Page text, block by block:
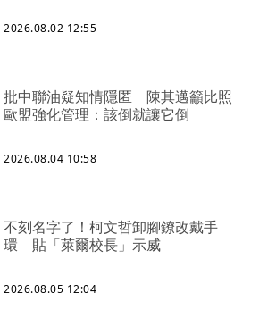
2026.08.02 12:55
批中聯油疑知情隱匿 陳其邁籲比照
歐盟強化管理：該倒就讓它倒
2026.08.04 10:58
不刻名字了！柯文哲卸腳鐐改戴手
環 貼「萊爾校長」示威
2026.08.05 12:04